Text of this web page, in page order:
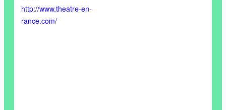
http://www.theatre-en-
rance.com/